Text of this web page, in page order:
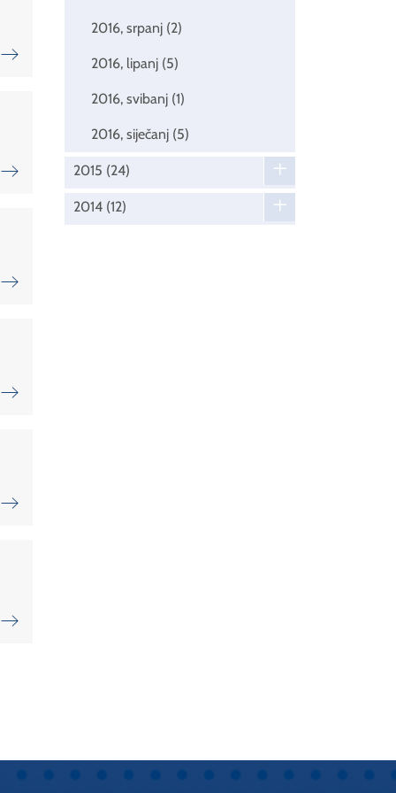
2016, srpanj (2)
2016, lipanj (5)
2016, svibanj (1)
2016, siječanj (5)
2015 (24)
2014 (12)